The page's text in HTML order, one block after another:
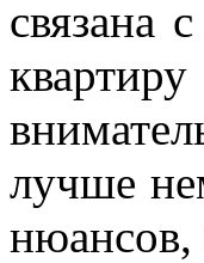
связана
лучше
нюансов,